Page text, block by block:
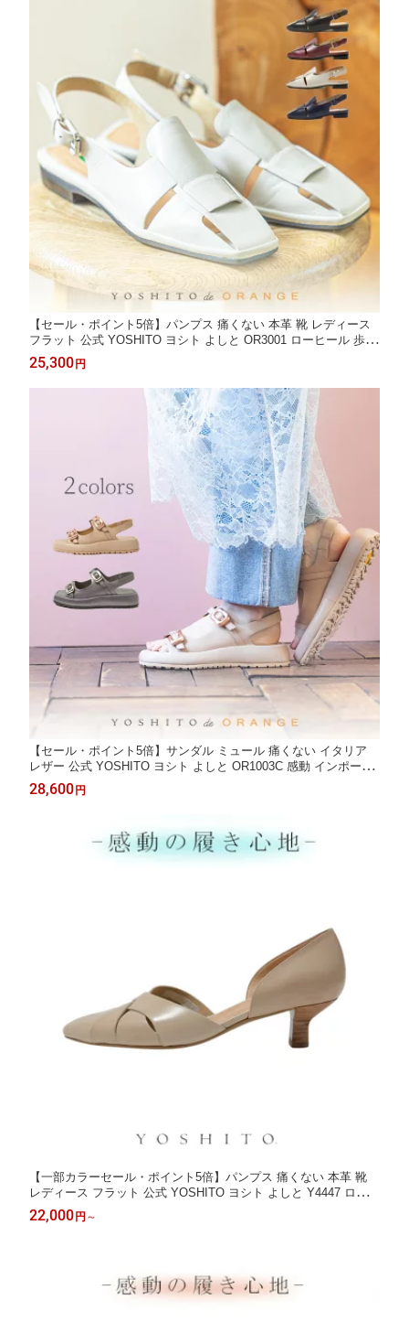
【セール・ポイント5倍】パンプス 痛くない 本革 靴 レディース
フラット 公式 YOSHITO ヨシト よしと OR3001 ローヒール 歩き
やすい 走れる 通勤 人気 オフィス ブラック ボルドー アイボリー
ネイビー 1.7cm 外反母趾 幅広 仕事用 ぺたんこ
25,300円
【セール・ポイント5倍】サンダル ミュール 痛くない イタリア
レザー 公式 YOSHITO ヨシト よしと OR1003C 感動 インポート
革 本革 ローヒール 走れる 通勤 人気 OL エクリュベージュ ガン
メタ 4cm ヒール 外反母趾 幅広 柔らかい ぺったんこ
28,600円
【一部カラーセール・ポイント5倍】パンプス 痛くない 本革 靴
レディース フラット 公式 YOSHITO ヨシト よしと Y4447 ローヒ
ール 歩きやすい 走れる 通勤 人気 オフィス ブラック ダークレッ
ド ライトベージュ シルバー 4.5cm 外反母趾 幅広 仕事用 ぺたん
22,000円 ～